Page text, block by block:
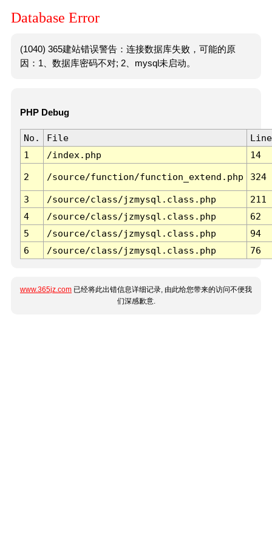
Database Error
(1040) 365建站错误警告：连接数据库失败，可能的原
因：1、数据库密码不对; 2、mysql未启动。
PHP Debug
No. File
Line
1
/index.php 14
2 /source/function/function_extend.php 324
3 /source/class/jzmysql.class.php
211
4
/source/class/jzmysql.class.php
62
5
/source/class/jzmysql.class.php
94
6
/source/class/jzmysql.class.php 76
www.365jz.com 已经将此出错信息详细记录, 由此给您带来的访问不便我
们深感歉意.